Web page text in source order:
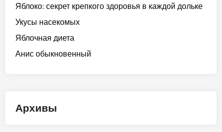
Яблоко: секрет крепкого здоровья в каждой дольке
Укусы насекомых
Яблочная диета
Анис обыкновенный
Архивы